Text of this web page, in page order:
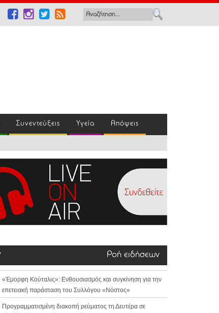
Συνεντεύξεις Υγεία Απόψεις
Ροή ειδήσεων
«Έμορφη Κούταλις»: Ενθουσιασμός και συγκίνηση για την
επετειακή παράσταση του Συλλόγου «Νόστος»
Προγραμματισμένη διακοπή ρεύματος τη Δευτέρα σε